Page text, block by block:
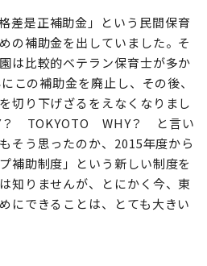
差是正補助金」という民間保育
の補助金を出していました。そ
は比較的ベテラン保育士が多か
この補助金を廃止し、その後、
切り下げざるをえなくなりまし
？ TOKYOTO WHY？ と言い
そう思ったのか、2015年度から
補助制度」という新しい制度を
知りませんが、とにかく今、東
にできることは、とても大きい